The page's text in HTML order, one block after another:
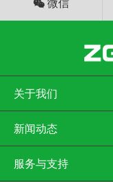
关于我们
新闻动态
服务与支持